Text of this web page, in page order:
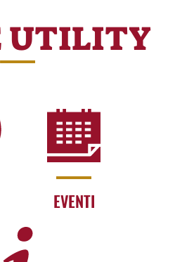
UTILITY
EVENTI